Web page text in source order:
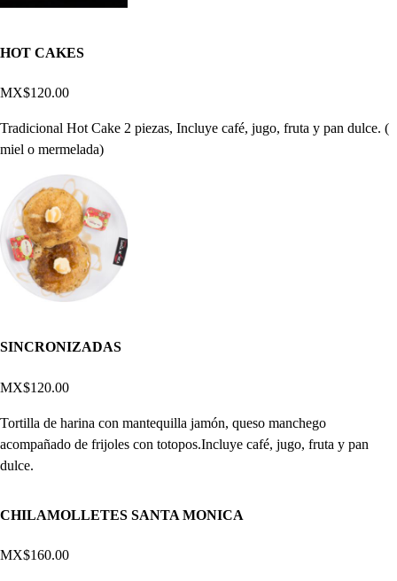
HOT CAKES
MX$120.00
Tradicional Hot Cake 2 piezas, Incluye café, jugo, fruta y pan dulce. (
miel o mermelada)
SINCRONIZADAS
MX$120.00
Tortilla de harina con mantequilla jamón, queso manchego
acompañado de frijoles con totopos.Incluye café, jugo, fruta y pan
dulce.
CHILAMOLLETES SANTA MONICA
MX$160.00